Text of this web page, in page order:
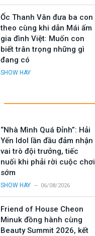
Ốc Thanh Vân đưa ba con
theo cùng khi dẫn Mái ấm
gia đình Việt: Muốn con
biết trân trọng những gì
đang có
SHOW HAY
“Nhà Mình Quá Đỉnh”: Hải
Yến Idol lần đầu đảm nhận
vai trò đội trưởng, tiếc
nuối khi phải rời cuộc chơi
sớm
SHOW HAY 06/08/2026
Friend of House Cheon
Minuk đồng hành cùng
Beauty Summit 2026, kết